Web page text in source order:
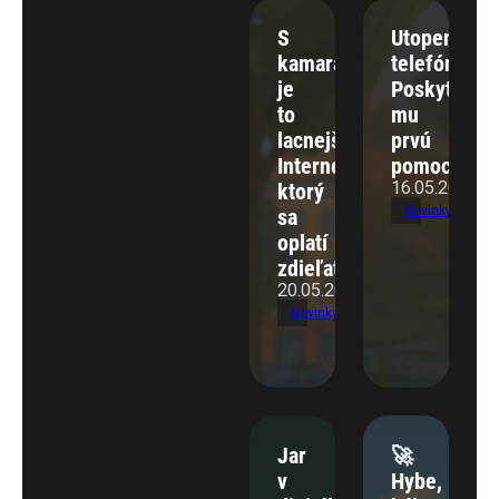
S
kamarátom
je
to
lacnejšie:
Internet,
ktorý
sa
oplatí
zdieľať
20.05.2025
Novinky
Utopený
telefón?
Poskytnite
mu
prvú
pomoc!
16.05.2025
Novinky
Jar
v
🚀
Hybe,